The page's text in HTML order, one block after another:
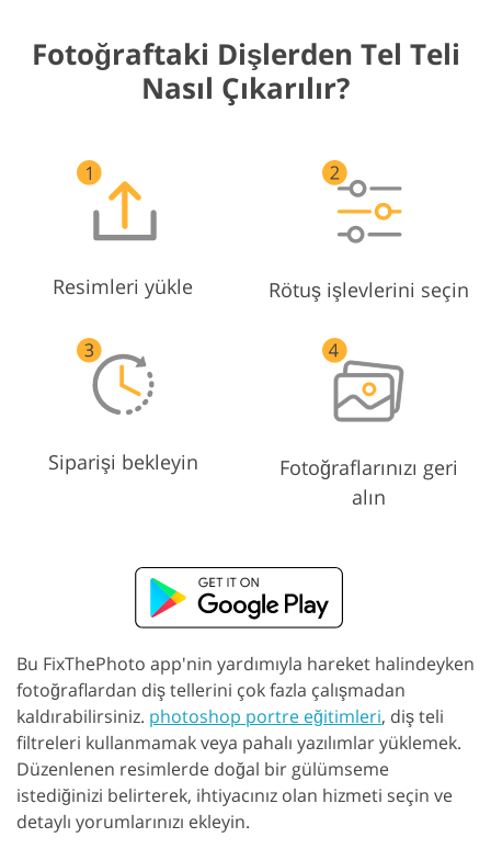
Fotoğraftaki Dişlerden Tel Teli
Nasıl Çıkarılır?
Resimleri yükle Rötuş işlevlerini seçin
Siparişi bekleyin
Fotoğraflarınızı geri
alın
Bu FixThePhoto app'nin yardımıyla hareket halindeyken
fotoğraflardan diş tellerini çok fazla çalışmadan
kaldırabilirsiniz. photoshop portre eğitimleri, diş teli
filtreleri kullanmamak veya pahalı yazılımlar yüklemek.
Düzenlenen resimlerde doğal bir gülümseme
istediğinizi belirterek, ihtiyacınız olan hizmeti seçin ve
detaylı yorumlarınızı ekleyin.